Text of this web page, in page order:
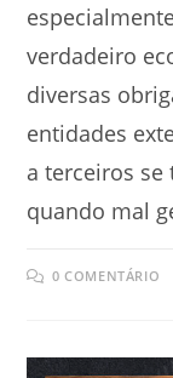
verdadeiro
diversas
entidades
a terceiros
quando mal
0 COMENTÁRIO